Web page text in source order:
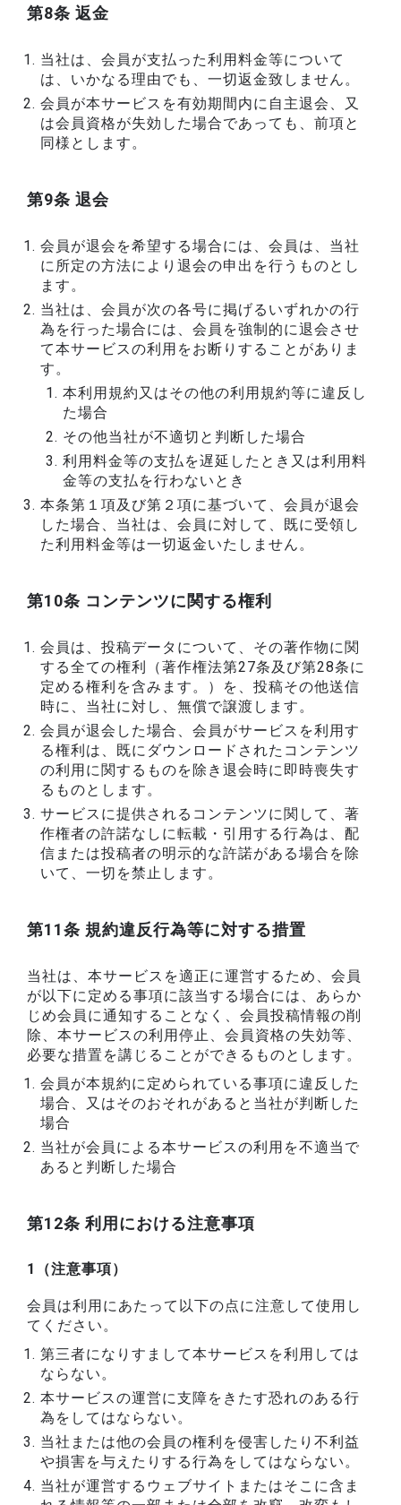
第8条 返金
当社は、会員が支払った利用料金等について
は、いかなる理由でも、一切返金致しません。
会員が本サービスを有効期間内に自主退会、又
は会員資格が失効した場合であっても、前項と
同様とします。
第9条 退会
会員が退会を希望する場合には、会員は、当社
に所定の方法により退会の申出を行うものとし
ます。
当社は、会員が次の各号に掲げるいずれかの行
為を行った場合には、会員を強制的に退会させ
て本サービスの利用をお断りすることがありま
す。
本利用規約又はその他の利用規約等に違反し
た場合
その他当社が不適切と判断した場合
利用料金等の支払を遅延したとき又は利用料
金等の支払を行わないとき
本条第１項及び第２項に基づいて、会員が退会
した場合、当社は、会員に対して、既に受領し
た利用料金等は一切返金いたしません。
第10条 コンテンツに関する権利
会員は、投稿データについて、その著作物に関
する全ての権利（著作権法第27条及び第28条に
定める権利を含みます。）を、投稿その他送信
時に、当社に対し、無償で譲渡します。
会員が退会した場合、会員がサービスを利用す
る権利は、既にダウンロードされたコンテンツ
の利用に関するものを除き退会時に即時喪失す
るものとします。
サービスに提供されるコンテンツに関して、著
作権者の許諾なしに転載・引用する行為は、配
信または投稿者の明示的な許諾がある場合を除
いて、一切を禁止します。
第11条 規約違反行為等に対する措置
当社は、本サービスを適正に運営するため、会員
が以下に定める事項に該当する場合には、あらか
じめ会員に通知することなく、会員投稿情報の削
除、本サービスの利用停止、会員資格の失効等、
必要な措置を講じることができるものとします。
会員が本規約に定められている事項に違反した
場合、又はそのおそれがあると当社が判断した
場合
当社が会員による本サービスの利用を不適当で
あると判断した場合
第12条 利用における注意事項
1（注意事項）
会員は利用にあたって以下の点に注意して使用し
てください。
第三者になりすまして本サービスを利用しては
ならない。
本サービスの運営に支障をきたす恐れのある行
為をしてはならない。
当社または他の会員の権利を侵害したり不利益
や損害を与えたりする行為をしてはならない。
当社が運営するウェブサイトまたはそこに含ま